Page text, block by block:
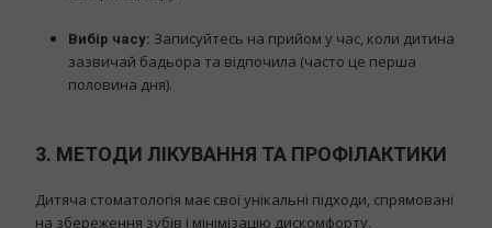
Вибір часу: Записуйтесь на прийом у час, коли дитина
зазвичай бадьора та відпочила (часто це перша
половина дня).
3. МЕТОДИ ЛІКУВАННЯ ТА ПРОФІЛАКТИКИ
Дитяча стоматологія має свої унікальні підходи, спрямовані
на збереження зубів і мінімізацію дискомфорту.